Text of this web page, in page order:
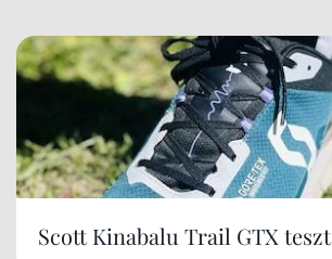
Scott Kinabalu Trail GTX teszt